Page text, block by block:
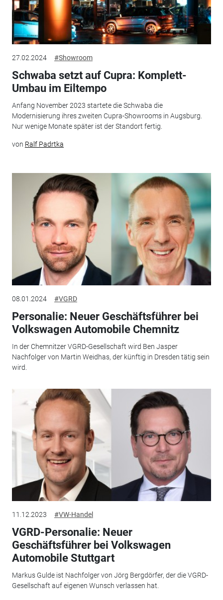
27.02.2024 #Showroom
Schwaba setzt auf Cupra: Komplett-
Umbau im Eiltempo
Anfang November 2023 startete die Schwaba die
Modernisierung ihres zweiten Cupra-Showrooms in Augsburg.
Nur wenige Monate später ist der Standort fertig.
von Ralf Padrtka
08.01.2024 #VGRD
Personalie: Neuer Geschäftsführer bei
Volkswagen Automobile Chemnitz
In der Chemnitzer VGRD-Gesellschaft wird Ben Jasper
Nachfolger von Martin Weidhas, der künftig in Dresden tätig sein
wird.
11.12.2023 #VW-Handel
VGRD-Personalie: Neuer
Geschäftsführer bei Volkswagen
Automobile Stuttgart
Markus Gulde ist Nachfolger von Jörg Bergdörfer, der die VGRD-
Gesellschaft auf eigenen Wunsch verlassen hat.